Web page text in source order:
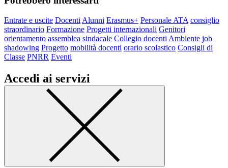
Entrate e uscite Docenti Alunni Erasmus+ Personale ATA consiglio
straordinario Formazione Progetti internazionali Genitori
orientamento assemblea sindacale Collegio docenti Ambiente job
shadowing Progetto mobilità docenti orario scolastico Consigli di
Classe PNRR Eventi
Accedi ai servizi